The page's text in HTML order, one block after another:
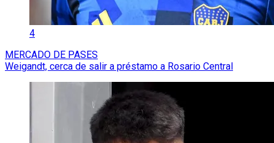
4
MERCADO DE PASES
Weigandt, cerca de salir a préstamo a Rosario Central